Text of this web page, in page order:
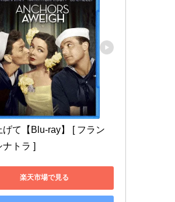
げて【Blu-ray】 [ フラン
ナトラ ]
楽天市場で見る